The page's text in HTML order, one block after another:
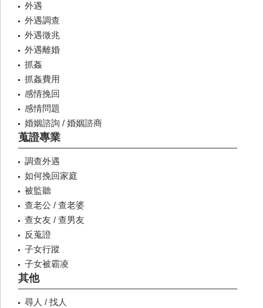
外遇
外遇調查
外遇徵兆
外遇離婚
抓姦
抓姦費用
感情挽回
感情問題
婚姻諮詢 / 婚姻諮商
蒐證專業
調查外遇
如何挽回家庭
被監聽
查老公 / 查老婆
查女友 / 查男友
反蒐證
子女行蹤
子女被霸凌
其他
尋人 / 找人